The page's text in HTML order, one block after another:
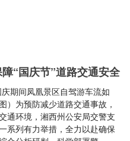
“国庆节”道路交通安全
期间凤凰景区自驾游车流如
）为预防减少道路交通事故，
通环境，湘西州公安局交警支
系列有力举措，全力以赴确保